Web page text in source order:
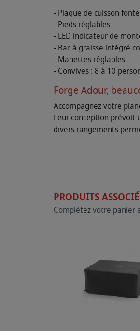
- Plaque de cuisson
- Pieds réglables
- LED indicateur de
- Bac à graisse intégré
- Manettes réglables
- Convives : 8 à 10
Forge Adour,
Accompagnez votre
Leur conception prévoit
divers rangements
PRODUITS
Complétez votre panier